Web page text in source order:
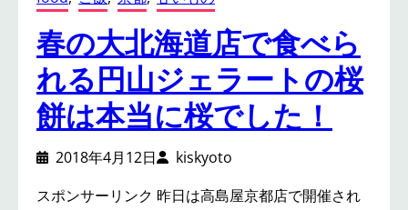
春の大北海道店で食べら
れる円山ジェラートの桜
餅は本当に桜でした！
2018年4月12日
kiskyoto
スポンサーリンク 昨日は高島屋京都店で開催され